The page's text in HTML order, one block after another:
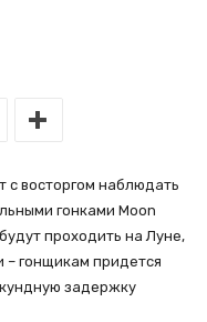
восторгом наблюдать
гонками Moon
проходить на Луне,
гонщикам придется
задержку